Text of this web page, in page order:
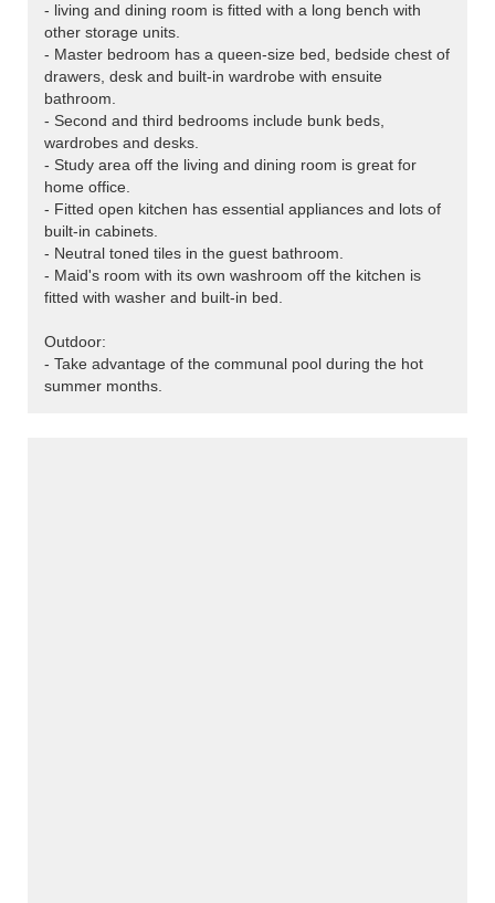
- living and dining room is fitted with a long bench with
other storage units.
- Master bedroom has a queen-size bed, bedside chest of
drawers, desk and built-in wardrobe with ensuite
bathroom.
- Second and third bedrooms include bunk beds,
wardrobes and desks.
- Study area off the living and dining room is great for
home office.
- Fitted open kitchen has essential appliances and lots of
built-in cabinets.
- Neutral toned tiles in the guest bathroom.
- Maid's room with its own washroom off the kitchen is
fitted with washer and built-in bed.
Outdoor:
- Take advantage of the communal pool during the hot
summer months.